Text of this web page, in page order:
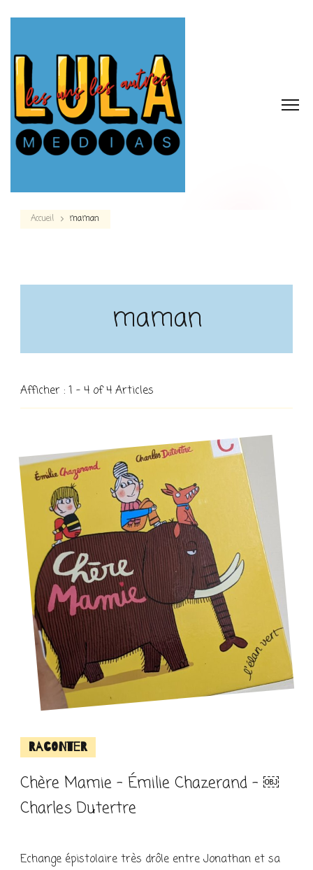
Accueil maman
maman
Afficher : 1 - 4 of 4 Articles
Raconter
Chère Mamie – Émilie Chazerand – ￼
Charles Dutertre
Echange épistolaire très drôle entre Jonathan et sa